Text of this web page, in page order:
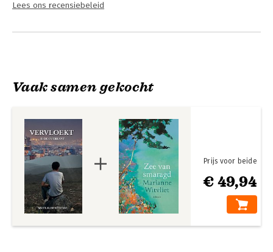
Lees ons recensiebeleid
Vaak samen gekocht
€ 49,94
Prijs voor beide